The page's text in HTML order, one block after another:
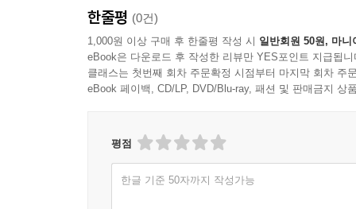
한줄평 (0건)
1,000원 이상 구매 후 한줄평 작성 시 일반회원 50원, 마니
eBook은 다운로드 후 작성한 리뷰만 YES포인트 지급됩니
클래스는 첫번째 회차 주문확정 시점부터 마지막 회차 주
eBook 페이백, CD/LP, DVD/Blu-ray, 패션 및 판매금지 상
평점
한글 기준 50자까지 작성가능